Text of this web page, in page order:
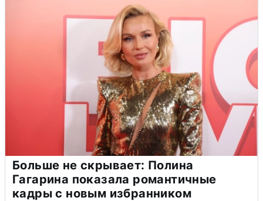
Больше не скрывает: Полина
Гагарина показала романтичные
кадры с новым избранником